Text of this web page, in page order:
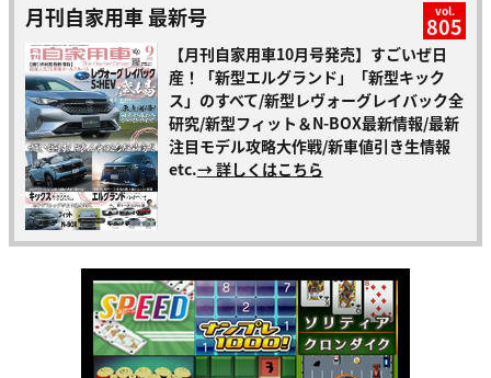
月刊自家用車 最新号 vol.
805
【月刊自家用車10月号発売】すごいぜ日
産！「新型エルグランド」「新型キック
ス」のすべて/新型レヴォーグレイバック全
研究/新型フィット＆N-BOX最新情報/最新
注目モデル攻略大作戦/新車値引き生情報
etc.→ 詳しくはこちら